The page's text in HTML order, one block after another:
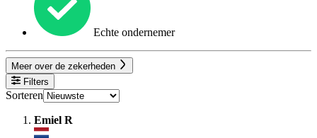
Echte ondernemer
Meer over de zekerheden
Filters
Sorteren
Emiel R